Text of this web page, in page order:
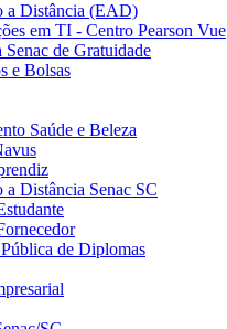
a Distância (EAD)
em TI - Centro Pearson Vue
Senac de Gratuidade
e Bolsas
Saúde e Beleza
a Distância Senac SC
de Diplomas